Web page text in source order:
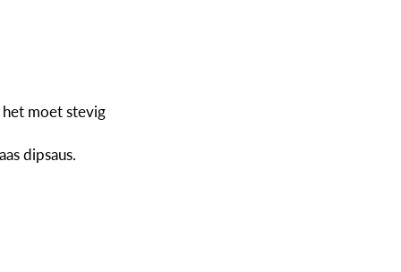
moet stevig
dipsaus.